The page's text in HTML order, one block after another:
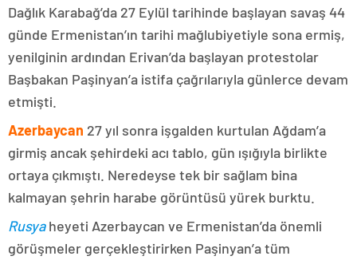
Dağlık Karabağ’da 27 Eylül tarihinde başlayan savaş 44
günde Ermenistan’ın tarihi mağlubiyetiyle sona ermiş,
yenilginin ardından Erivan’da başlayan protestolar
Başbakan Paşinyan’a istifa çağrılarıyla günlerce devam
etmişti.
Azerbaycan 27 yıl sonra işgalden kurtulan Ağdam’a
girmiş ancak şehirdeki acı tablo, gün ışığıyla birlikte
ortaya çıkmıştı. Neredeyse tek bir sağlam bina
kalmayan şehrin harabe görüntüsü yürek burktu.
Rusyaheyeti Azerbaycan ve Ermenistan’da önemli
görüşmeler gerçekleştirirken Paşinyan’a tüm